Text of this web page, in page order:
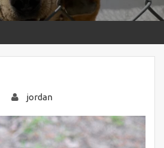
jordan